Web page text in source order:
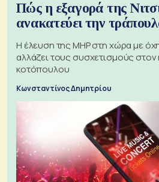
Πώς η εξαγορά της
ανακατεύει την
H έλευση της MHP στη χώρα με
αλλάζει τους συσχετισμούς στον
κοτόπουλου
Κωνσταντίνος Δημητρίου